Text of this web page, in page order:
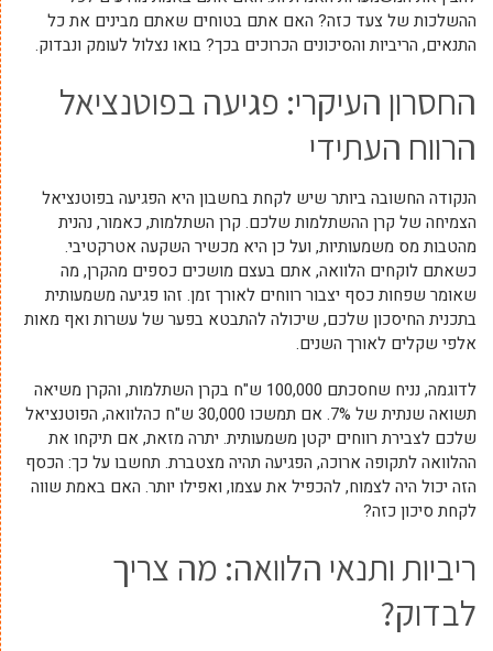
ההשלכות של צעד כזה? האם אתם בטוחים שאתם מבינים את כל
התנאים, הריביות והסיכונים הכרוכים בכך? בואו נצלול לעומק ונבדוק.
החסרון העיקרי: פגיעה בפוטנציאל
הרווח העתידי
הנקודה החשובה ביותר שיש לקחת בחשבון היא הפגיעה בפוטנציאל
הצמיחה של קרן ההשתלמות שלכם. קרן השתלמות, כאמור, נהנית
מהטבות מס משמעותיות, ועל כן היא מכשיר השקעה אטרקטיבי.
כשאתם לוקחים הלוואה, אתם בעצם מושכים כספים מהקרן, מה
שאומר שפחות כסף יצבור רווחים לאורך זמן. זהו פגיעה משמעותית
בתכנית החיסכון שלכם, שיכולה להתבטא בפער של עשרות ואף מאות
אלפי שקלים לאורך השנים.
לדוגמה, נניח שחסכתם 100,000 ש"ח בקרן השתלמות, והקרן משיאה
תשואה שנתית של 7%. אם תמשכו 30,000 ש"ח כהלוואה, הפוטנציאל
שלכם לצבירת רווחים יקטן משמעותית. יתרה מזאת, אם תיקחו את
ההלוואה לתקופה ארוכה, הפגיעה תהיה מצטברת. תחשבו על כך: הכסף
הזה יכול היה לצמוח, להכפיל את עצמו, ואפילו יותר. האם באמת שווה
לקחת סיכון כזה?
ריביות ותנאי הלוואה: מה צריך
לבדוק?